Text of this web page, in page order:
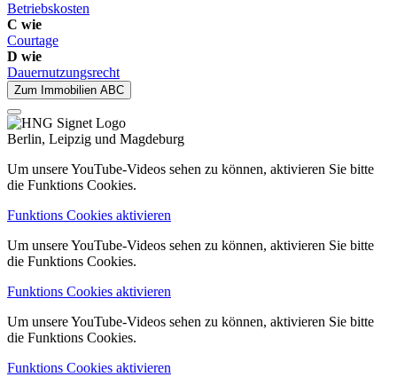
Betriebskosten
C wie
Courtage
D wie
Dauernutzungsrecht
Zum Immobilien ABC
Berlin, Leipzig und Magdeburg
Um unsere YouTube-Videos sehen zu können, aktivieren Sie bitte
die Funktions Cookies.
Funktions Cookies aktivieren
Um unsere YouTube-Videos sehen zu können, aktivieren Sie bitte
die Funktions Cookies.
Funktions Cookies aktivieren
Um unsere YouTube-Videos sehen zu können, aktivieren Sie bitte
die Funktions Cookies.
Funktions Cookies aktivieren